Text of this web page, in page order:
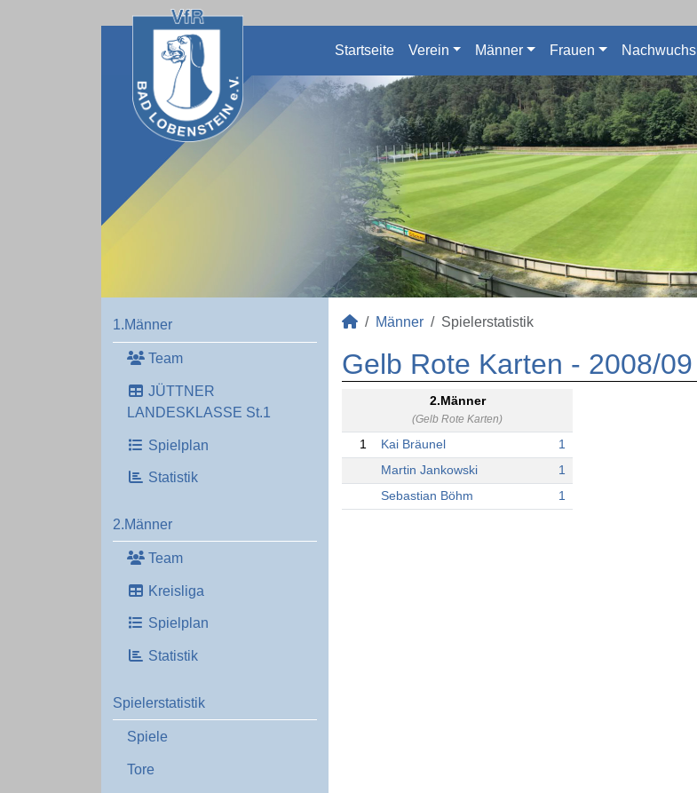
Startseite Verein Männer Frauen Nachwuchs
1.Männer
Team
JÜTTNER
LANDESKLASSE St.1
Spielplan
Statistik
2.Männer
Team
Kreisliga
Spielplan
Statistik
Spielerstatistik
Spiele
Tore
Männer Spielerstatistik
Gelb Rote Karten - 2008/09
2.Männer
(Gelb Rote Karten)
1 Kai Bräunel
1
Martin Jankowski
1
Sebastian Böhm
1